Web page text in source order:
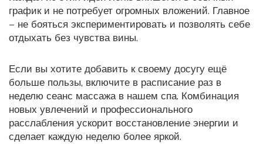
график и не потребует огромных вложений. Главное
– не бояться экспериментировать и позволять себе
отдыхать без чувства вины.
Если вы хотите добавить к своему досугу ещё
больше пользы, включите в расписание раз в
неделю сеанс массажа в нашем спа. Комбинация
новых увлечений и профессионального
расслабления ускорит восстановление энергии и
сделает каждую неделю более яркой.